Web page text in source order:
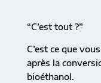
“C’est tout ?”
C’est ce que
après la
bioéthanol.